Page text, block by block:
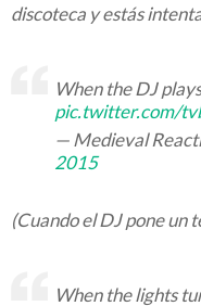
discoteca y estás
When the DJ
pic.twitter.com/
— Medieval
2015
(Cuando el DJ pone un
When the lights